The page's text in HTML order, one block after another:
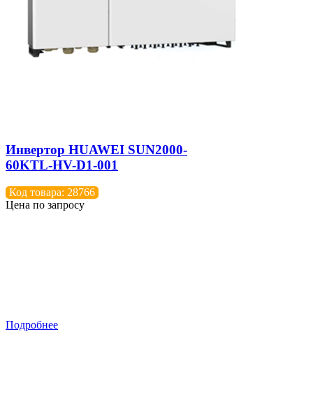
Инвертор HUAWEI SUN2000-
60KTL-HV-D1-001
Код товара: 28766
Цена по запросу
Подробнее